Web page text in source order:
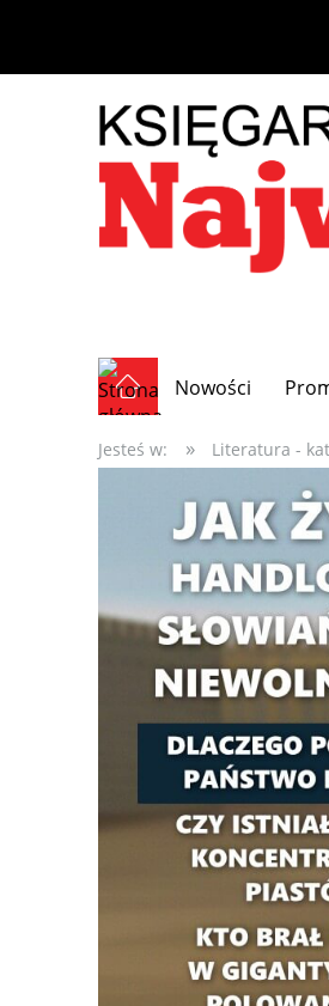
Nowości
Jesteś w: » Literatura -